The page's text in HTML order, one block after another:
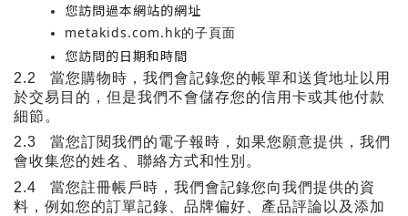
您訪問過本網站的網址
metakids.com.hk的子頁面
您訪問的日期和時間
2.2 當您購物時，我們會記錄您的帳單和送貨地址以用
於交易目的，但是我們不會儲存您的信用卡或其他付款
細節。
2.3 當您訂閱我們的電子報時，如果您願意提供，我們
會收集您的姓名、聯絡方式和性別。
2.4 當您註冊帳戶時，我們會記錄您向我們提供的資
料，例如您的訂單記錄、品牌偏好、產品評論以及添加